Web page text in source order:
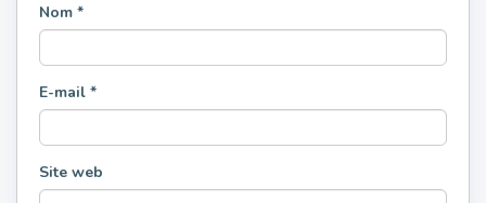
Nom *
E-mail *
Site web